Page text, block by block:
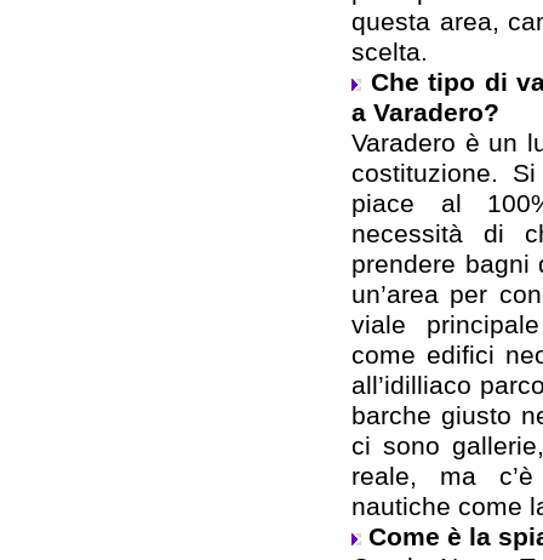
questa area,
scelta.
Che tipo di
a Varadero?
Varadero è un
costituzione.
piace al
necessità di
prendere bagni
un’area per
viale
come edifici
all’idilliaco
barche giusto
ci sono
reale, ma
nautiche come
Come è la